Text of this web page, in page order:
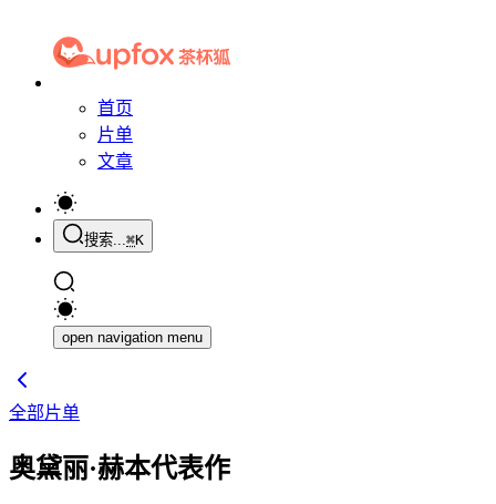
首页
片单
文章
搜索...⌘K
open navigation menu
全部片单
奥黛丽·赫本代表作